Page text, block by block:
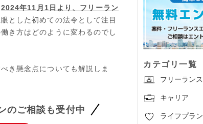
カテゴリ一覧
フリーランス
キャリア
ライフプラン
2024年11月1日より、フリーラン
とした初めての法令として注目
き方はどのように変わるのでし
き懸念点についても解説しま
のご相談も受付中